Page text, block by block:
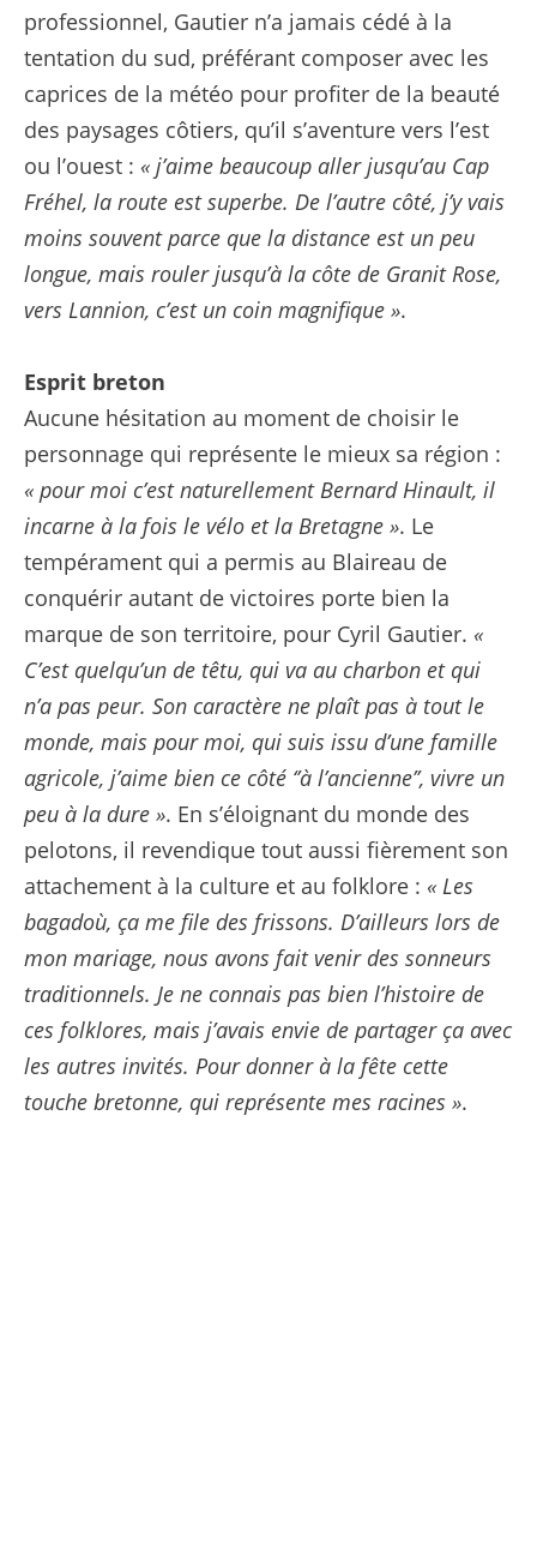
professionnel, Gautier n’a jamais cédé à la
tentation du sud, préférant composer avec les
caprices de la météo pour profiter de la beauté
des paysages côtiers, qu’il s’aventure vers l’est
ou l’ouest : « j’aime beaucoup aller jusqu’au Cap
Fréhel, la route est superbe. De l’autre côté, j’y vais
moins souvent parce que la distance est un peu
longue, mais rouler jusqu’à la côte de Granit Rose,
vers Lannion, c’est un coin magnifique ».
Esprit breton
Aucune hésitation au moment de choisir le
personnage qui représente le mieux sa région :
« pour moi c’est naturellement Bernard Hinault, il
incarne à la fois le vélo et la Bretagne ». Le
tempérament qui a permis au Blaireau de
conquérir autant de victoires porte bien la
marque de son territoire, pour Cyril Gautier. «
C’est quelqu’un de têtu, qui va au charbon et qui
n’a pas peur. Son caractère ne plaît pas à tout le
monde, mais pour moi, qui suis issu d’une famille
agricole, j’aime bien ce côté ‘’à l’ancienne’’, vivre un
peu à la dure ». En s’éloignant du monde des
pelotons, il revendique tout aussi fièrement son
attachement à la culture et au folklore : « Les
bagadoù, ça me file des frissons. D’ailleurs lors de
mon mariage, nous avons fait venir des sonneurs
traditionnels. Je ne connais pas bien l’histoire de
ces folklores, mais j’avais envie de partager ça avec
les autres invités. Pour donner à la fête cette
touche bretonne, qui représente mes racines ».